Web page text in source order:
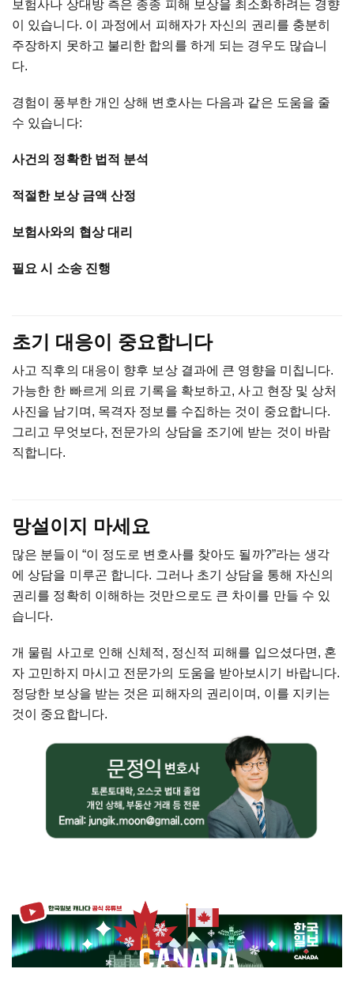
보험사나 상대방 측은 종종 피해 보상을 최소화하려는 경향
이
있습니다. 이 과정에서 피해자가 자신의 권리를 충분히
주장하지
못하고 불리한 합의를 하게 되는 경우도 많습니
다.
경험이 풍부한 개인 상해 변호사는 다음과 같은 도움을 줄
수 있습니다:
사건의 정확한 법적 분석
적절한 보상 금액 산정
보험사와의 협상 대리
필요 시 소송 진행
초기 대응이 중요합니다
사고 직후의 대응이 향후 보상 결과에 큰 영향을 미칩니다.
가능한 한 빠르게 의료 기록을 확보하고,사고 현장 및 상처
사진을 남기며 , 목격자 정보를 수집하는 것이 중요합니다.
그리고 무엇보다, 전문가의 상담을 조기에 받는 것이
바람
직합니다.
망설이지 마세요
많은 분들이 “이 정도로 변호사를 찾아도 될까?”라는 생각
에 상담을 미루곤 합니다. 그러나 초기 상담을 통해 자신의
권리를 정확히 이해하는 것만으로도 큰 차이를 만들 수 있
습니다.
개 물림 사고로 인해 신체적 , 정신적 피해를 입으셨다면 , 혼
자 고민하지 마시고 전문가의 도움을 받아보시기 바랍니다.
정당한 보상을 받는 것은 피해자의 권리이며 , 이를 지키는
것이
중요합니다.